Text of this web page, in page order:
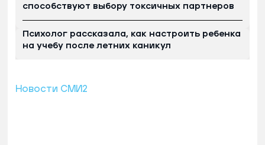
способствуют выбору токсичных партнеров
Психолог рассказала, как настроить ребенка
на учебу после летних каникул
Новости СМИ2